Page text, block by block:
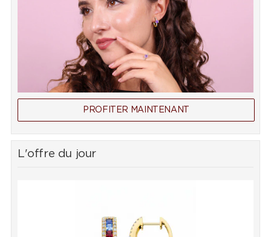
PROFITER MAINTENANT
L'offre du jour